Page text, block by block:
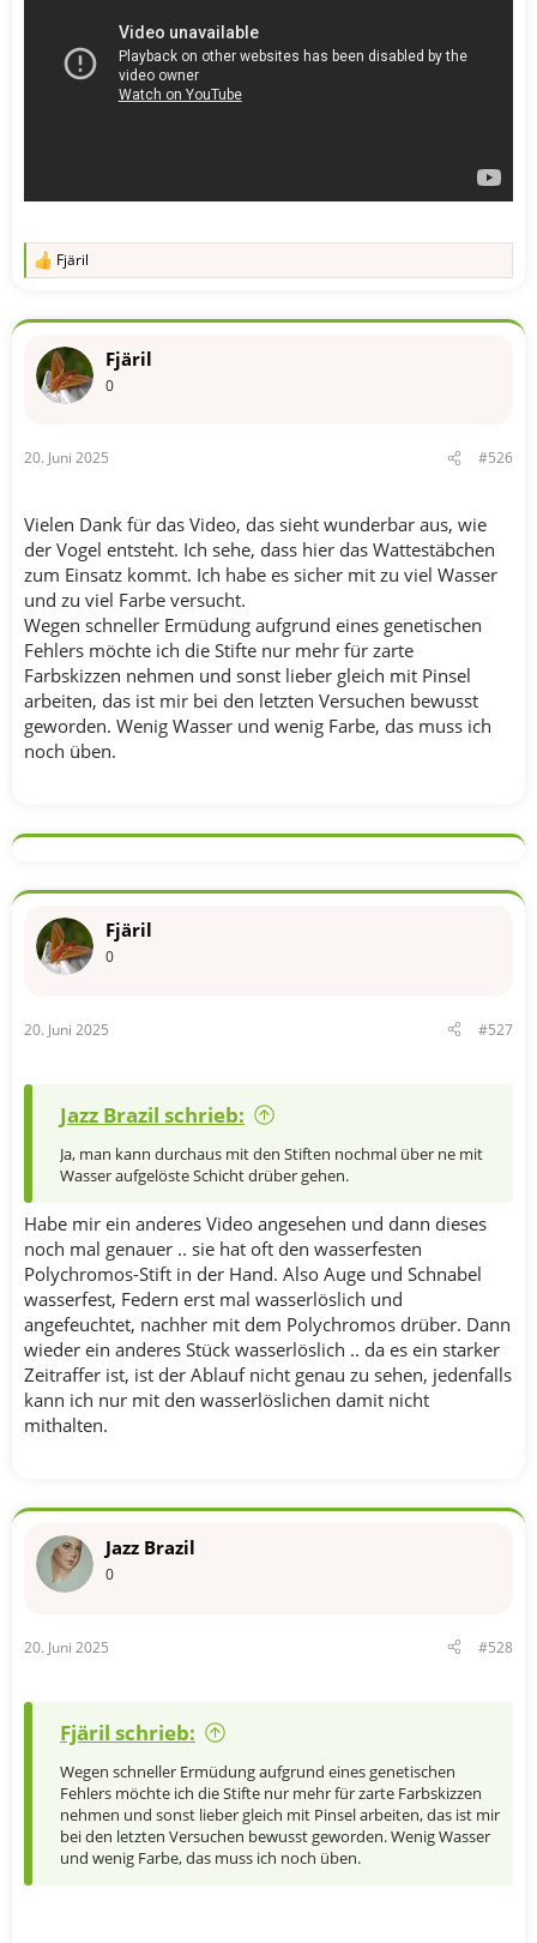
R
k
o
:
Fjäril
Fjäril
0
20. Juni 2025 #526
Vielen Dank für das Video, das sieht wunderbar aus, wie
der Vogel entsteht. Ich sehe, dass hier das Wattestäbchen
zum Einsatz kommt. Ich habe es sicher mit zu viel Wasser
und zu viel Farbe versucht.
Wegen schneller Ermüdung aufgrund eines genetischen
Fehlers möchte ich die Stifte nur mehr für zarte
Farbskizzen nehmen und sonst lieber gleich mit Pinsel
arbeiten, das ist mir bei den letzten Versuchen bewusst
geworden. Wenig Wasser und wenig Farbe, das muss ich
noch üben.
Fjäril
0
20. Juni 2025 #527
Jazz Brazil schrieb:
Ja, man kann durchaus mit den Stiften nochmal über ne mit
Wasser aufgelöste Schicht drüber gehen.
Habe mir ein anderes Video angesehen und dann dieses
noch mal genauer .. sie hat oft den wasserfesten
Polychromos-Stift in der Hand. Also Auge und Schnabel
wasserfest, Federn erst mal wasserlöslich und
angefeuchtet, nachher mit dem Polychromos drüber. Dann
wieder ein anderes Stück wasserlöslich .. da es ein starker
Zeitraffer ist, ist der Ablauf nicht genau zu sehen, jedenfalls
kann ich nur mit den wasserlöslichen damit nicht
mithalten.
Jazz Brazil
0
20. Juni 2025 #528
Fjäril schrieb:
Wegen schneller Ermüdung aufgrund eines genetischen
Fehlers möchte ich die Stifte nur mehr für zarte Farbskizzen
nehmen und sonst lieber gleich mit Pinsel arbeiten, das ist mir
bei den letzten Versuchen bewusst geworden. Wenig Wasser
und wenig Farbe, das muss ich noch üben.